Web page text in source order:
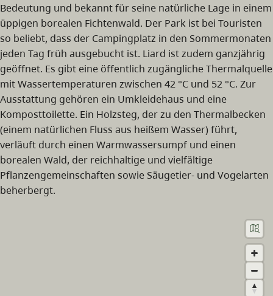
Bedeutung und bekannt für seine natürliche Lage in einem
üppigen borealen Fichtenwald. Der Park ist bei Touristen
so beliebt, dass der Campingplatz in den Sommermonaten
jeden Tag früh ausgebucht ist. Liard ist zudem ganzjährig
geöffnet. Es gibt eine öffentlich zugängliche Thermalquelle
mit Wassertemperaturen zwischen 42 °C und 52 °C. Zur
Ausstattung gehören ein Umkleidehaus und eine
Komposttoilette. Ein Holzsteg, der zu den Thermalbecken
(einem natürlichen Fluss aus heißem Wasser) führt,
verläuft durch einen Warmwassersumpf und einen
borealen Wald, der reichhaltige und vielfältige
Pflanzengemeinschaften sowie Säugetier- und Vogelarten
beherbergt.